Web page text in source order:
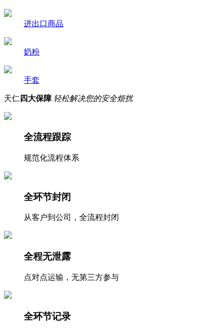
进出口商品
奶粉
手套
天仁 四大保障 轻松解决您的安全烦扰
全流程跟踪
规范化流程体系
全环节封闭
从客户到公司，全流程封闭
全程无泄露
点对点运输，无第三方参与
全环节记录